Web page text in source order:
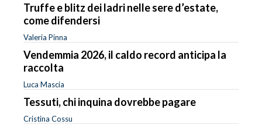
Truffe e blitz dei ladri nelle sere d’estate,
come difendersi
Valeria Pinna
Vendemmia 2026, il caldo record anticipa la
raccolta
Luca Mascia
Tessuti, chi inquina dovrebbe pagare
Cristina Cossu